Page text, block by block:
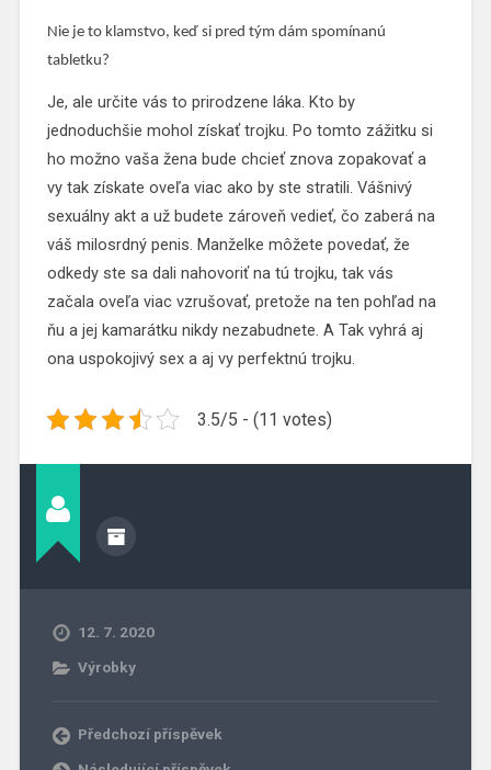
Nie je to klamstvo, keď si pred tým dám spomínanú
tabletku?
Je, ale určite vás to prirodzene láka. Kto by
jednoduchšie mohol získať trojku. Po tomto zážitku si
ho možno vaša žena bude chcieť znova zopakovať a
vy tak získate oveľa viac ako by ste stratili. Vášnivý
sexuálny akt a už budete zároveň vedieť, čo zaberá na
váš milosrdný penis. Manželke môžete povedať, že
odkedy ste sa dali nahovoriť na tú trojku, tak vás
začala oveľa viac vzrušovať, pretože na ten pohľad na
ňu a jej kamarátku nikdy nezabudnete. A Tak vyhrá aj
ona uspokojivý sex a aj vy perfektnú trojku.
3.5/5 - (11 votes)
12. 7. 2020
Výrobky
Předchozí příspěvek